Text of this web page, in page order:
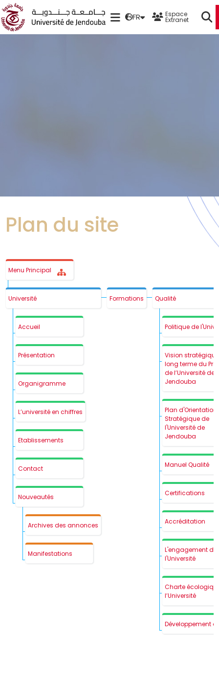
FR Espace
Extranet
Plan du site
Menu Principal
Université
Accueil
Présentation
Organigramme
L’université en chiffres
Etablissements
Contact
Nouveautés
Archives des annonces
Manifestations
Formations Qualité
Politique de
Vision
long terme du
de l’Université de
Jendouba
Plan d'Orientation
Stratégique de
l'Université de
Jendouba
Manuel Qualité
Certifications
Accréditation
L'engagement de
l'Université
Charte
l’Université
Développement